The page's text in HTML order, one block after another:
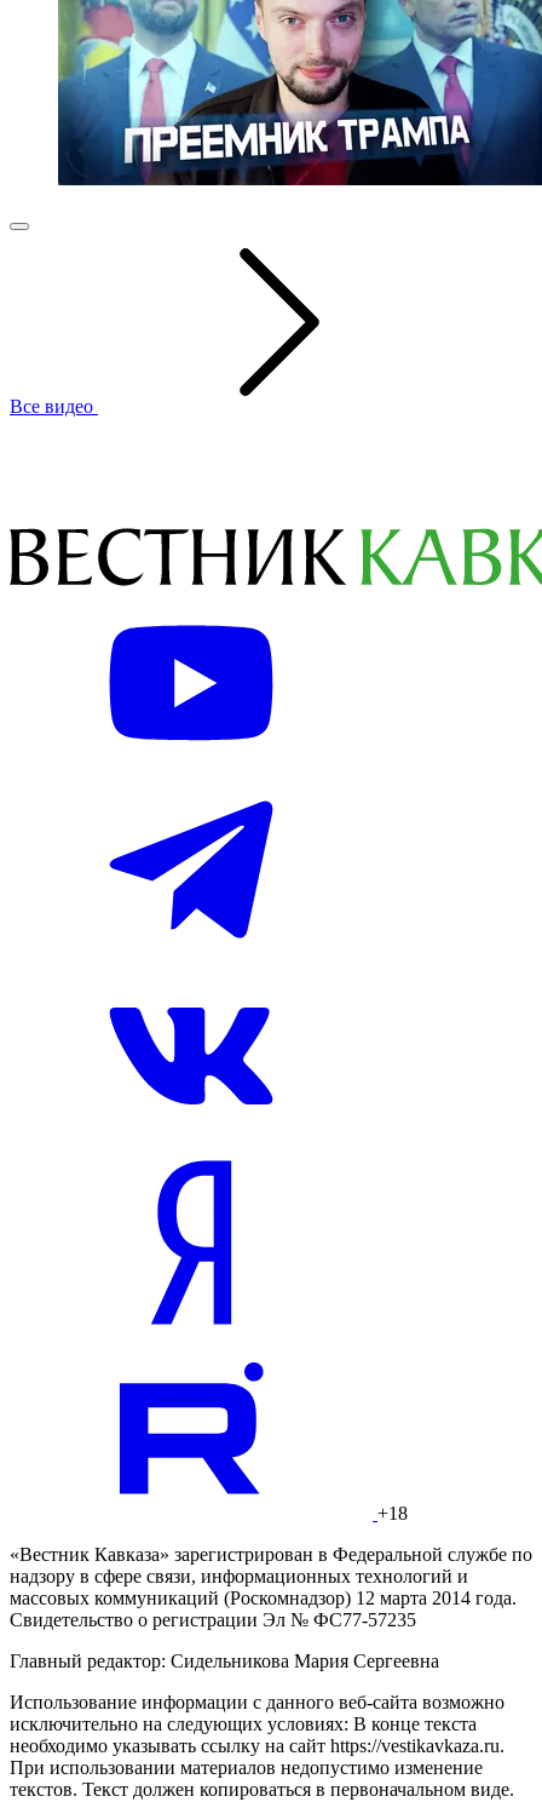
Все видео
+18
«Вестник Кавказа» зарегистрирован в Федеральной службе по
надзору в сфере связи, информационных технологий и
массовых коммуникаций (Роскомнадзор) 12 марта 2014 года.
Свидетельство о регистрации Эл № ФС77-57235
Главный редактор: Сидельникова Мария Сергеевна
Использование информации с данного веб-сайта возможно
исключительно на следующих условиях: В конце текста
необходимо указывать ссылку на сайт https://vestikavkaza.ru.
При использовании материалов недопустимо изменение
текстов. Текст должен копироваться в первоначальном виде.